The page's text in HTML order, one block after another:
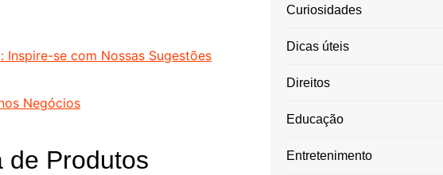
Inspire-se com Nossas Sugestões
Negócios
de Produtos
Curiosidades
Dicas úteis
Direitos
Educação
Entretenimento